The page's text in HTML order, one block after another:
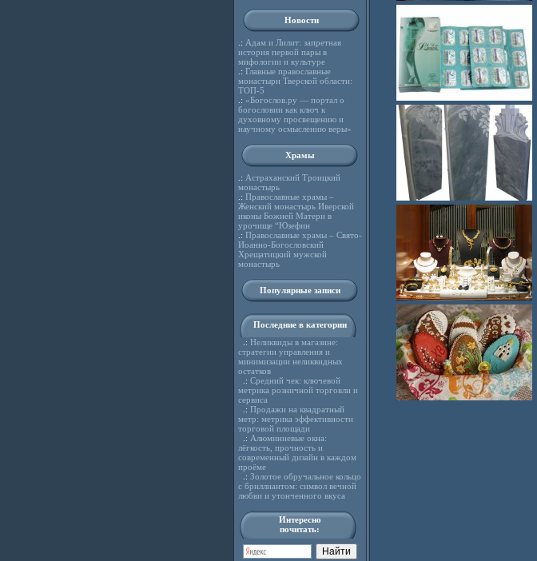
Новости
.: Адам и Лилит: запретная
история первой пары в
мифологии и культуре
.: Главные православные
монастыри Тверской области:
ТОП-5
.: «Богослов.ру — портал о
богословии как ключ к
духовному просвещению и
научному осмыслению веры»
Храмы
.: Астраханский Троицкий
монастырь
.: Православные храмы –
Женский монастырь Иверской
иконы Божией Матери в
урочище “Юзефин
.: Православные храмы – Свято-
Иоанно-Богословский
Хрещатицкий мужской
монастырь
Популярные записи
Последние в категории
.: Неликвиды в магазине:
стратегии управления и
минимизации неликвидных
остатков
.: Средний чек: ключевой
метрика розничной торговли и
сервиса
.: Продажи на квадратный
метр: метрика эффективности
торговой площади
.: Алюминиевые окна:
лёгкость, прочность и
современный дизайн в каждом
проёме
.: Золотое обручальное кольцо
с бриллиантом: символ вечной
любви и утонченного вкуса
Интересно
почитать: